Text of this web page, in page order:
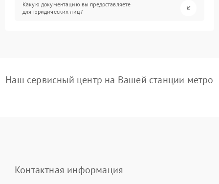
Какую документацию вы предоставляете
для юридических лиц?
Наш сервисный центр на Вашей станции метро
Контактная информация